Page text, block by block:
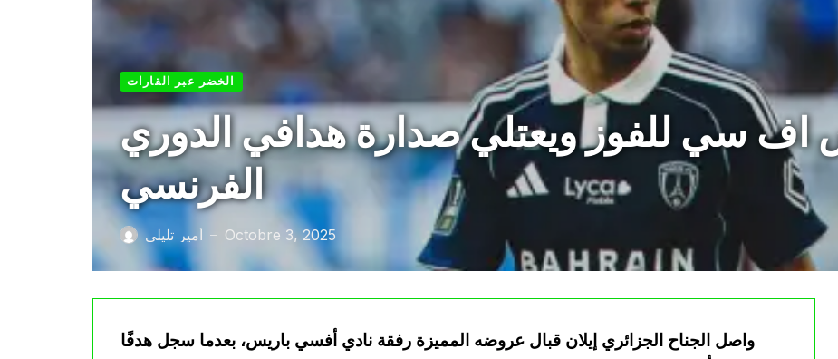
الخضر عبر القارات
اف سي للفوز ويعتلي صدارة هدافي الدوري
الفرنسي
أمير تليلي — Octobre 3, 2025
واصل الجناح الجزائري إيلان قبال عروضه المميزة رفقة نادي أفسي باريس، بعدما سجل هدفًا